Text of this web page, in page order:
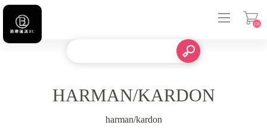
(0)
HARMAN/KARDON
harman/kardon